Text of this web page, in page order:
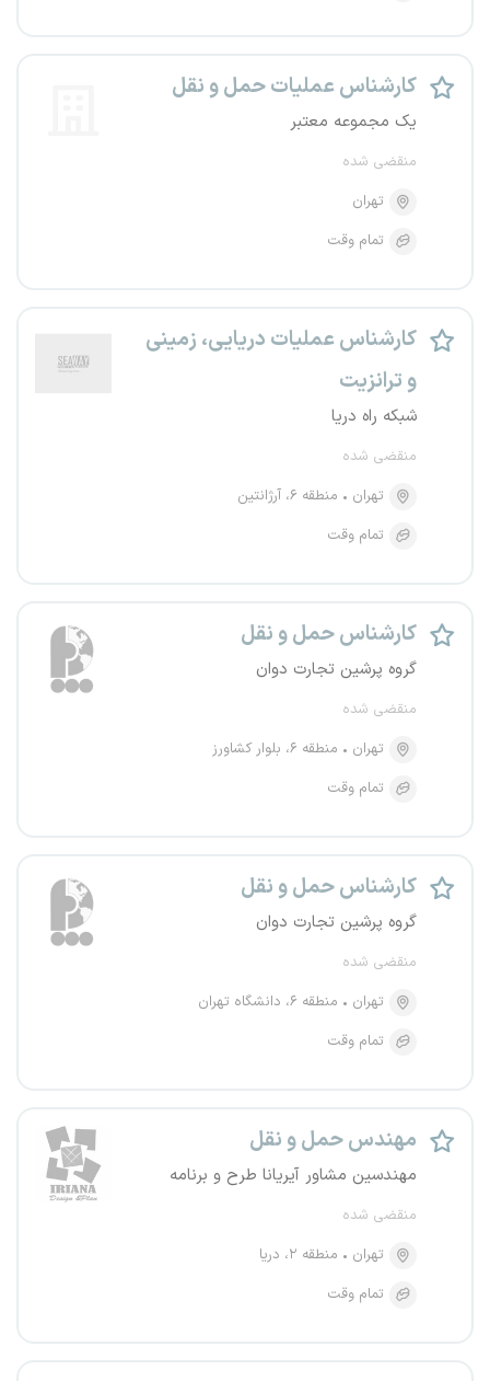
کارشناس عملیات حمل و نقل
یک مجموعه معتبر
منقضی شده
تهران
تمام وقت
کارشناس عملیات دریایی، زمینی
و ترانزیت
شبکه راه دریا
منقضی شده
تهران
منطقه ۶، آرژانتین
تمام وقت
کارشناس حمل و نقل
گروه پرشین تجارت دوان
منقضی شده
تهران
منطقه ۶، بلوار کشاورز
تمام وقت
کارشناس حمل و نقل
گروه پرشین تجارت دوان
منقضی شده
تهران
منطقه ۶، دانشگاه تهران
تمام وقت
مهندس حمل و نقل
مهندسین مشاور آیریانا طرح و برنامه
منقضی شده
تهران
منطقه ۲، دریا
تمام وقت